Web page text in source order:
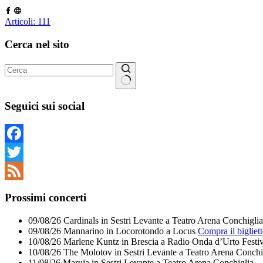
Articoli: 111
Cerca nel sito
risultato
Seguici sui social
Facebook
Twitter
Prossimi concerti
09/08/26 Cardinals in Sestri Levante a Teatro Arena Conchiglia
09/08/26 Mannarino in Locorotondo a Locus Compra il
10/08/26 Marlene Kuntz in Brescia a Radio Onda d’Urto
10/08/26 The Molotov in Sestri Levante a Teatro Arena